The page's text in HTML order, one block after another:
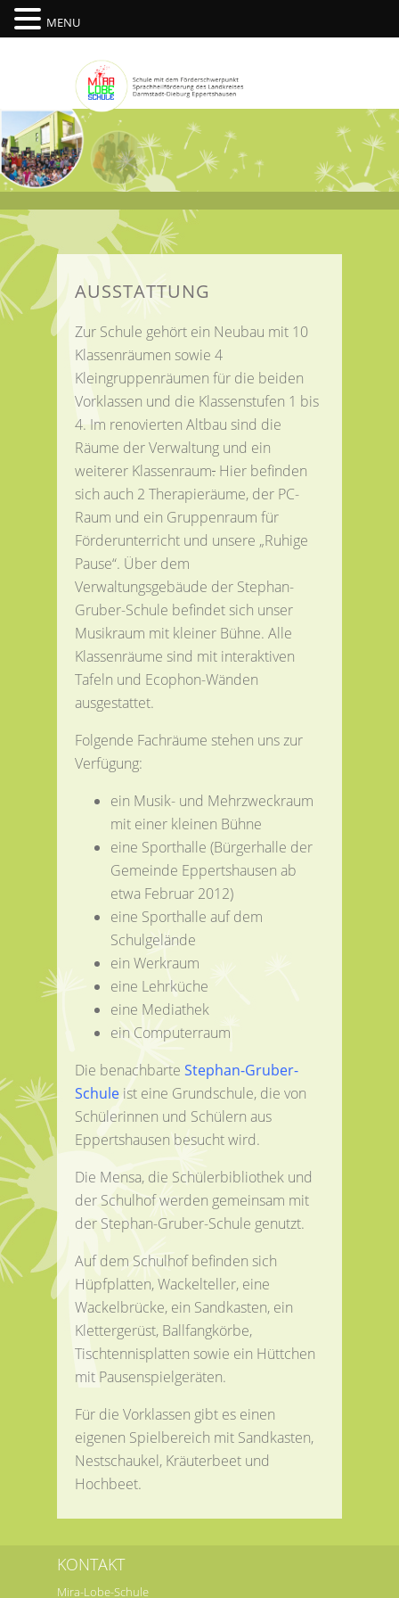
AUSSTATTUNG
Zur Schule gehört ein Neubau mit 10
Klassenräumen sowie 4
Kleingruppenräumen für die beiden
Vorklassen und die Klassenstufen 1 bis
4. Im renovierten Altbau sind die
Räume der Verwaltung und ein
weiterer Klassenraum. Hier befinden
sich auch 2 Therapieräume, der PC-
Raum und ein Gruppenraum für
Förderunterricht und unsere „Ruhige
Pause“. Über dem
Verwaltungsgebäude der Stephan-
Gruber-Schule befindet sich unser
Musikraum mit kleiner Bühne. Alle
Klassenräume sind mit interaktiven
Tafeln und Ecophon-Wänden
ausgestattet.
Folgende Fachräume stehen uns zur
Verfügung:
ein Musik- und Mehrzweckraum
mit einer kleinen Bühne
eine Sporthalle (Bürgerhalle der
Gemeinde Eppertshausen ab
etwa Februar 2012)
eine Sporthalle auf dem
Schulgelände
ein Werkraum
eine Lehrküche
eine Mediathek
ein Computerraum
Die benachbarte Stephan-Gruber-
Schule ist eine Grundschule, die von
Schülerinnen und Schülern aus
Eppertshausen besucht wird.
Die Mensa, die Schülerbibliothek und
der Schulhof werden gemeinsam mit
der Stephan-Gruber-Schule genutzt.
Auf dem Schulhof befinden sich
Hüpfplatten, Wackelteller, eine
Wackelbrücke, ein Sandkasten, ein
Klettergerüst, Ballfangkörbe,
Tischtennisplatten sowie ein Hüttchen
mit Pausenspielgeräten.
Für die Vorklassen gibt es einen
eigenen Spielbereich mit Sandkasten,
Nestschaukel, Kräuterbeet und
Hochbeet.
KONTAKT
Mira-Lobe-Schule
MENU